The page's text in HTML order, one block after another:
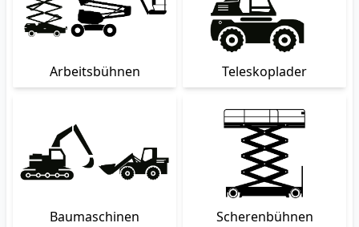
Arbeitsbühnen Teleskoplader
Baumaschinen Scherenbühnen